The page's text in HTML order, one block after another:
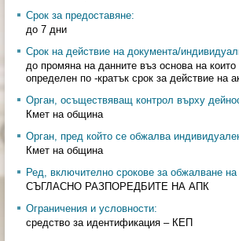
Срок за предоставяне:
до 7 дни
Срок на действие на документа/
до промяна на данните въз основа на
определен по -кратък срок за действие на
Орган, осъществяващ контрол върху
Кмет на община
Орган, пред който се обжалва
Кмет на община
Ред, включително срокове за обжалване
СЪГЛАСНО РАЗПОРЕДБИТЕ НА АПК
Ограничения и условности:
средство за идентификация – КЕП